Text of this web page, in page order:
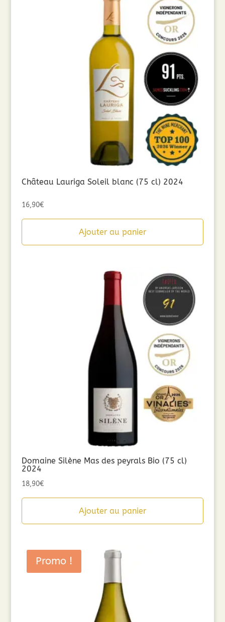
Château Lauriga Soleil blanc (75 cl) 2024
16,90€
Ajouter au panier
Domaine Silène Mas des peyrals Bio (75 cl)
2024
18,90€
Ajouter au panier
Promo !